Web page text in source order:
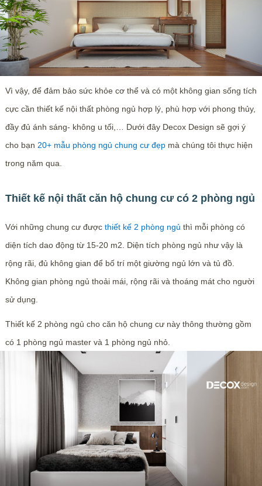
Vì vậy, để đảm bảo sức khỏe cơ thể và có một không gian sống tích
cực cần thiết kế nội thất phòng ngủ hợp lý, phù hợp với phong thủy,
đầy đủ ánh sáng- không u tối,… Dưới đây Decox Design sẽ gợi ý
cho bạn 20+ mẫu phòng ngủ chung cư đẹpmà chúng tôi thực hiện
trong năm qua.
Thiết kế nội thất căn hộ chung cư có 2 phòng ngủ
Với những chung cư được thiết kế 2 phòng ngủ thì mỗi phòng có
diện tích dao động từ 15-20 m2. Diện tích phòng ngủ như vậy là
rộng rãi, đủ không gian để bố trí một giường ngủ lớn và tủ đồ.
Không gian phòng ngủ thoải mái, rộng rãi và thoáng mát cho người
sử dụng.
Thiết kế 2 phòng ngủ cho căn hộ chung cư này thông thường gồm
có 1 phòng ngủ master và 1 phòng ngủ nhỏ.